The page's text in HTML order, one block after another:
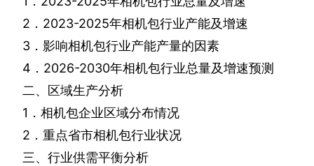
2 ． 2023-2025年相机包行业产能及增速
3 ．影响相机包行业产能产量的因素
4 ． 2026-2030年相机包行业总量及增速预测
二、区域生产分析
1 ．相机包企业区域分布情况
2 ．重点省市相机包行业状况
三、行业供需平衡分析